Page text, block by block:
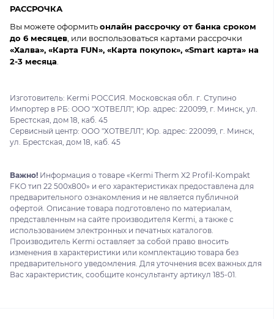
РАССРОЧКА
Вы можете оформитьонлайн рассрочку от банка сроком
до 6 месяцев , или воспользоваться картами рассрочки
«Халва», «Карта FUN», «Карта покупок», «Smart карта» на
2-3 месяца
Изготовитель: Kermi РОССИЯ. Московская обл. г. Ступино
Импортер в РБ: ООО "ХОТВЕЛЛ", Юр. адрес: 220099, г. Минск, ул.
Брестская, дом 18, каб. 45
Сервисный центр: ООО "ХОТВЕЛЛ", Юр. адрес: 220099, г. Минск,
ул. Брестская, дом 18, каб. 45
Важно! Информация о товаре «Kermi Therm X2 Profil-Kompakt
FKO тип 22 500x800» и его характеристиках предоставлена для
предварительного ознакомления и не является публичной
офертой. Описание товара подготовлено по материалам,
представленным на сайте производителя Kermi, а также с
использованием электронных и печатных каталогов.
Производитель Kermi оставляет за собой право вносить
изменения в характеристики или комплектацию товара без
предварительного уведомления. Для уточнения всех важных для
Вас характеристик, сообщите консультанту артикул 185-01.